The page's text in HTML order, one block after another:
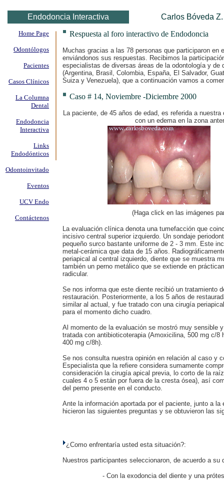
Endodoncia Interactiva Carlos Bóveda Z.
Home Page
Odontólogos
Pacientes
Casos Clínicos
La Columna
Dental
Endodoncia
Interactiva
Links
Endodónticos
Odontoinvitado
Eventos
UCV Endo
Contáctenos
Respuesta al foro interactivo de Endodoncia
Muchas gracias a las 78 personas que participaron en
enviándonos sus respuestas. Recibimos la
especialistas de diversas áreas de la odontología y de
(Argentina, Brasil, Colombia, España, El Salvador,
Suiza y Venezuela), que a continuación vamos a
Caso # 14, Noviembre -Diciembre 2000
La paciente, de 45 años de edad, es referida a
con un edema en la zona
vvv
(Haga click en las imágenes
La evaluación clínica denota una tumefacción que
incisivo central superior izquierdo. Un sondaje
pequeño surco bastante uniforme de 2 - 3 mm. Este
metal-cerámica que data de 15 años.
periapical al central izquierdo, diente que se muestra
también un perno metálico que se extiende en
radicular.
Se nos informa que este diente recibió un tratamiento
restauración. Posteriormente, a los 5 años de
similar al actual, y fue tratado con una cirugía
para el momento dicho cuadro.
Al momento de la evaluación se mostró muy sensible
tratada con antibioticoterapia (Amoxicilina, 500 mg c/8
400 mg c/8h).
Se nos consulta nuestra opinión en relación al caso y
Especialista que la refiere considera sumamente
consideración la cirugía apical previa, lo corto de la
cuales 4 o 5 están por fuera de la cresta ósea), así
del perno presente en el conducto.
Ante la información aportada por el paciente, junto a
hicieron las siguientes preguntas y se obtuvieron las
¿Como enfrentaría usted esta situación?:
Nuestros participantes seleccionaron, de acuerdo a su
- Con la exodoncia del diente y una